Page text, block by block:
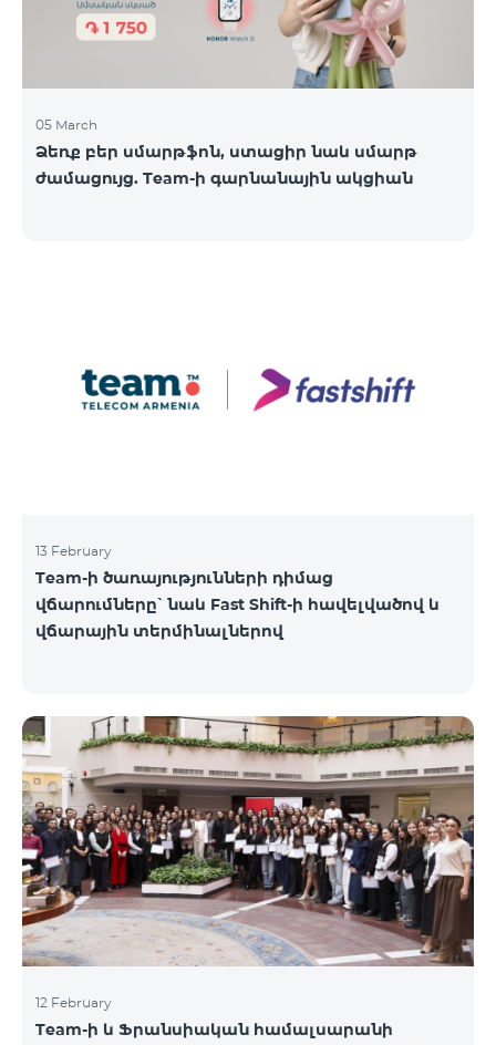
05 March
Ձեռք բեր սմարթֆոն, ստացիր նաև սմարթ
ժամացույց. Team-ի գարնանային ակցիան
13 February
Team-ի ծառայությունների դիմաց
վճարումները՝ նաև Fast Shift-ի հավելվածով և
վճարային տերմինալներով
12 February
Team-ի և Ֆրանսիական համալսարանի